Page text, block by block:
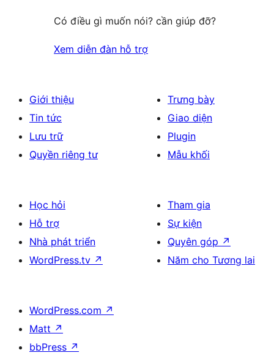
Có điều gì muốn nói? cần giúp đỡ?
Xem diễn đàn hỗ trợ
Giới thiệu
Tin tức
Lưu trữ
Quyền riêng tư
Trưng bày
Giao diện
Plugin
Mẫu khối
Học hỏi
Hỗ trợ
Nhà phát triển
WordPress.tv ↗
Tham gia
Sự kiện
Quyên góp ↗
Năm cho Tương lai
WordPress.com ↗
Matt ↗
bbPress ↗